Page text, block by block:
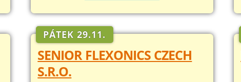
PÁTEK 29.11.
SENIOR FLEXONICS CZECH
S.R.O.